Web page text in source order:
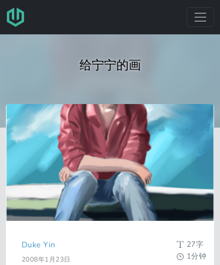
跳转至主要内容
给宁宁的画
Duke Yin
2008年1月23日
27字
1分钟